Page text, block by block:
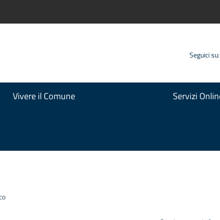
Seguici su:
Vivere il Comune Servizi